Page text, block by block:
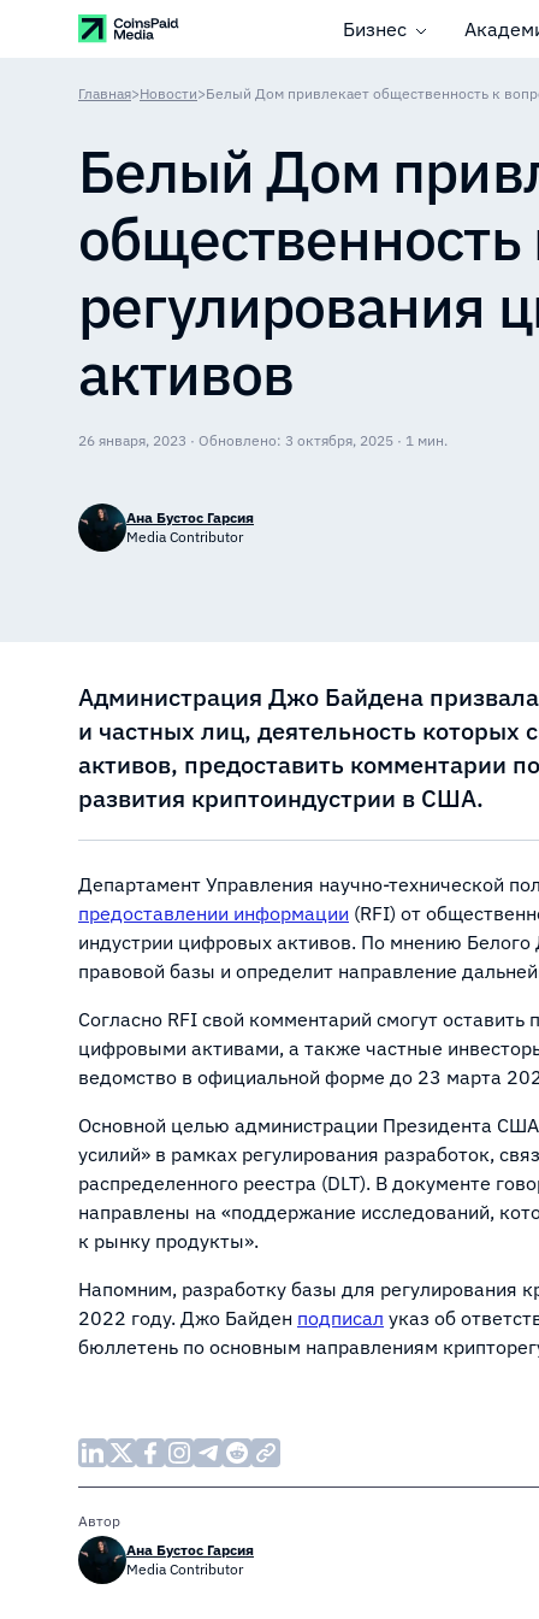
Бизнес
Главная>Новости>
Белый Дом
общественность
регулирования
активов
26 января, 2023 · Обновлено: 3 октября, 2025 · 1 мин.
Ана Бустос Гарсия
Media Contributor
Администрация Джо Байдена
и частных лиц, деятельность которых
активов, предоставить комментарии
развития криптоиндустрии в США.
Департамент Управления научно-технической
предоставлении информации (RFI) от
индустрии цифровых активов. По мнению Белого
правовой базы и определит направление
Согласно RFI свой комментарий смогут
цифровыми активами, а также частные
ведомство в официальной форме до 23 марта
Основной целью администрации Президента
усилий» в рамках регулирования разработок,
распределенного реестра (DLT). В документе
направлены на «поддержание исследований,
к рынку продукты».
Напомним, разработку базы для регулирования
2022 году. Джо Байден подписал указ об
бюллетень по основным направлениям
Автор
Ана Бустос Гарсия
Media Contributor